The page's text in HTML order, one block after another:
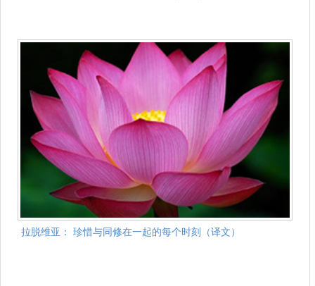
拉脱维亚： 珍惜与同修在一起的每个时刻（译文）